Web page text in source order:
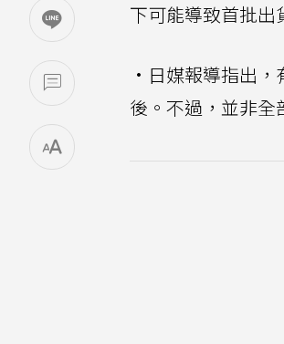
下可能導致首批出
·日媒報導指出，
後。不過，並非全